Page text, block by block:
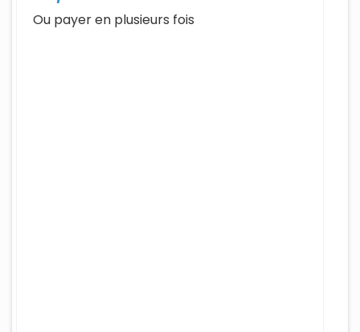
Ou payer en plusieurs fois